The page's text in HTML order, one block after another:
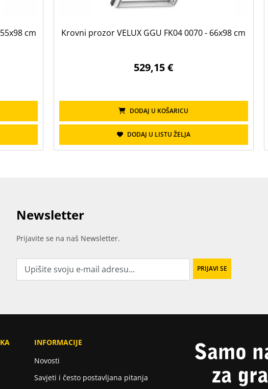
cm Krovni prozor VELUX GGU FK04 0070 - 66x98 cm
529,15 €
DODAJ U KOŠARICU
DODAJ U LISTU ŽELJA
Newsletter
Prijavite se na naš Newsletter.
INFORMACIJE
Novosti
Savjeti i često postavljana pitanja